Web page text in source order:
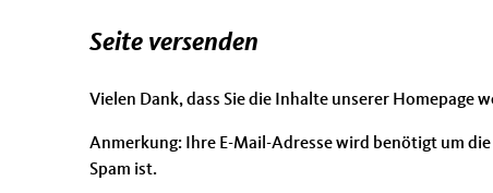
Seite versenden
Vielen Dank, dass Sie die Inhalte unserer Homepage
Anmerkung: Ihre E-Mail-Adresse wird benötigt um
Spam ist.